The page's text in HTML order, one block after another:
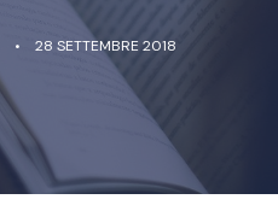
28 SETTEMBRE 2018